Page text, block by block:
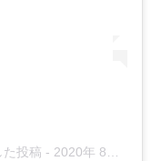
投稿 - 2020年 8月月30日午前6時35分PDT